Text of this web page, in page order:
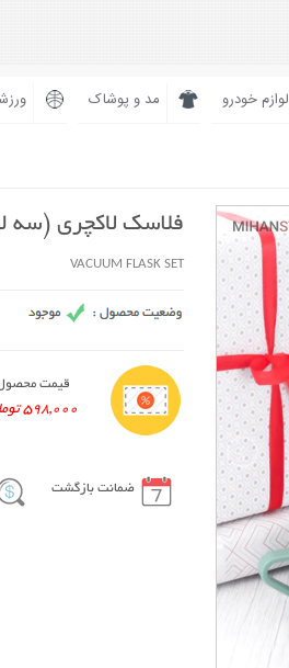
لوازم خودرو مد و پوشاک
فلاسک لاکچری (سه
VACUUM FLASK SET
قیمت
598,000 تومان
ضمانت بازگشت